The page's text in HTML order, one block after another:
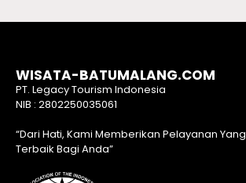
WISATA-BATUMALANG.COM
PT. Legacy Tourism Indonesia
NIB : 2802250035061
“Dari Hati, Kami Memberikan Pelayanan Yang
Terbaik Bagi Anda”